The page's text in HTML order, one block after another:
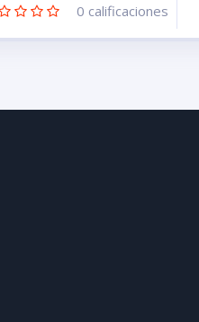
0 calificaciones